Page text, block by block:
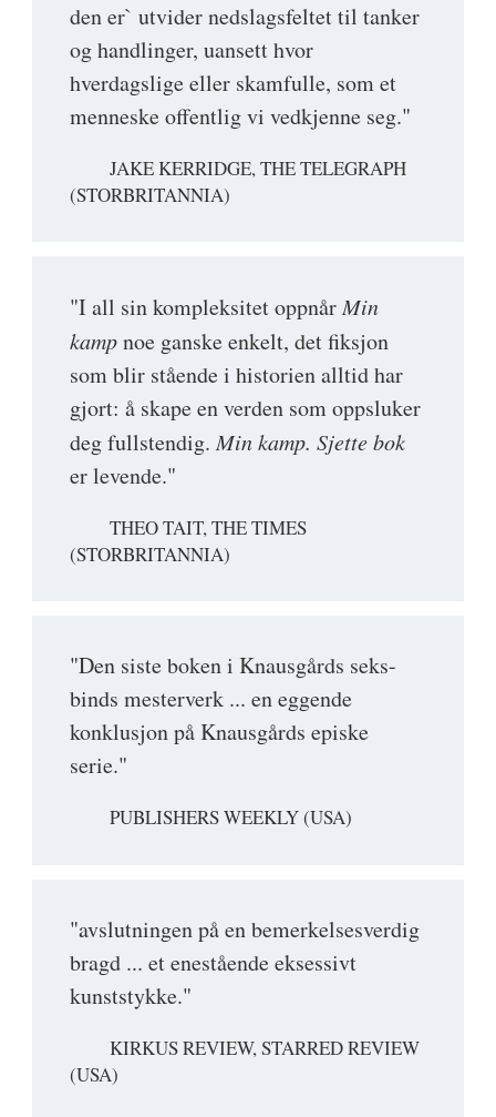
den er` utvider nedslagsfeltet til tanker
og handlinger, uansett hvor
hverdagslige eller skamfulle, som et
menneske offentlig vi vedkjenne seg."
JAKE KERRIDGE, THE TELEGRAPH
(STORBRITANNIA)
"I all sin kompleksitet oppnårMin
kampnoe ganske enkelt, det fiksjon
som blir stående i historien alltid har
gjort: å skape en verden som oppsluker
deg fullstendig.Min kamp. Sjette bok
er levende."
THEO TAIT, THE TIMES
(STORBRITANNIA)
"Den siste boken i Knausgårds seks-
binds mesterverk ... en eggende
konklusjon på Knausgårds episke
serie."
PUBLISHERS WEEKLY (USA)
"avslutningen på en bemerkelsesverdig
bragd ... et enestående eksessivt
kunststykke."
KIRKUS REVIEW, STARRED REVIEW
(USA)